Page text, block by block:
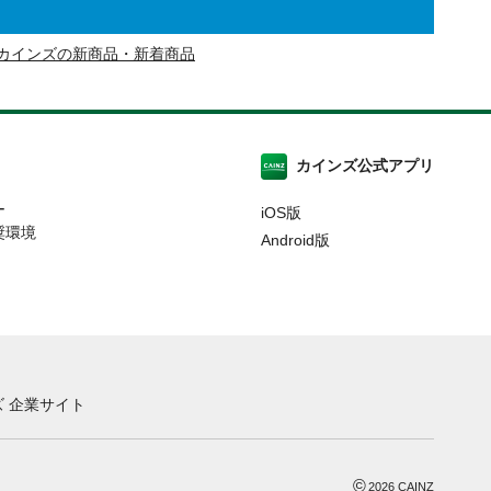
インズの新商品・新着商品
環境
カインズ公式アプリ
iOS版
Android版
企業サイト
©2026 CAINZ